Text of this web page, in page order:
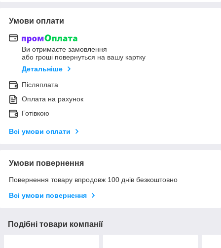
Умови оплати
Ви отримаєте замовлення
або гроші повернуться на вашу картку
Детальніше
Післяплата
Оплата на рахунок
Готівкою
Всі умови оплати
Умови повернення
Повернення товару впродовж 100 днів безкоштовно
Всі умови повернення
Подібні товари компанії